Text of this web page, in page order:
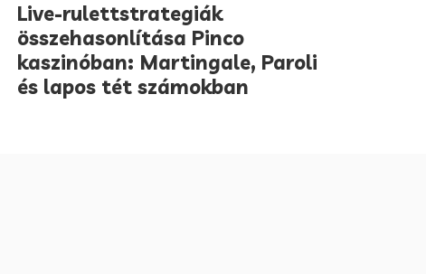
Live-rulettstrategiák
összehasonlítása Pinco
kaszinóban: Martingale, Paroli
és lapos tét számokban